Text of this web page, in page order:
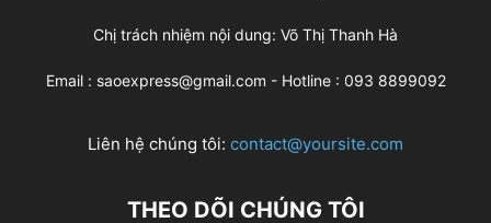
Chị trách nhiệm nội dung: Võ Thị Thanh Hà
Email : saoexpress@gmail.com - Hotline : 093 8899092
Liên hệ chúng tôi: contact@yoursite.com
THEO DÕI CHÚNG TÔI